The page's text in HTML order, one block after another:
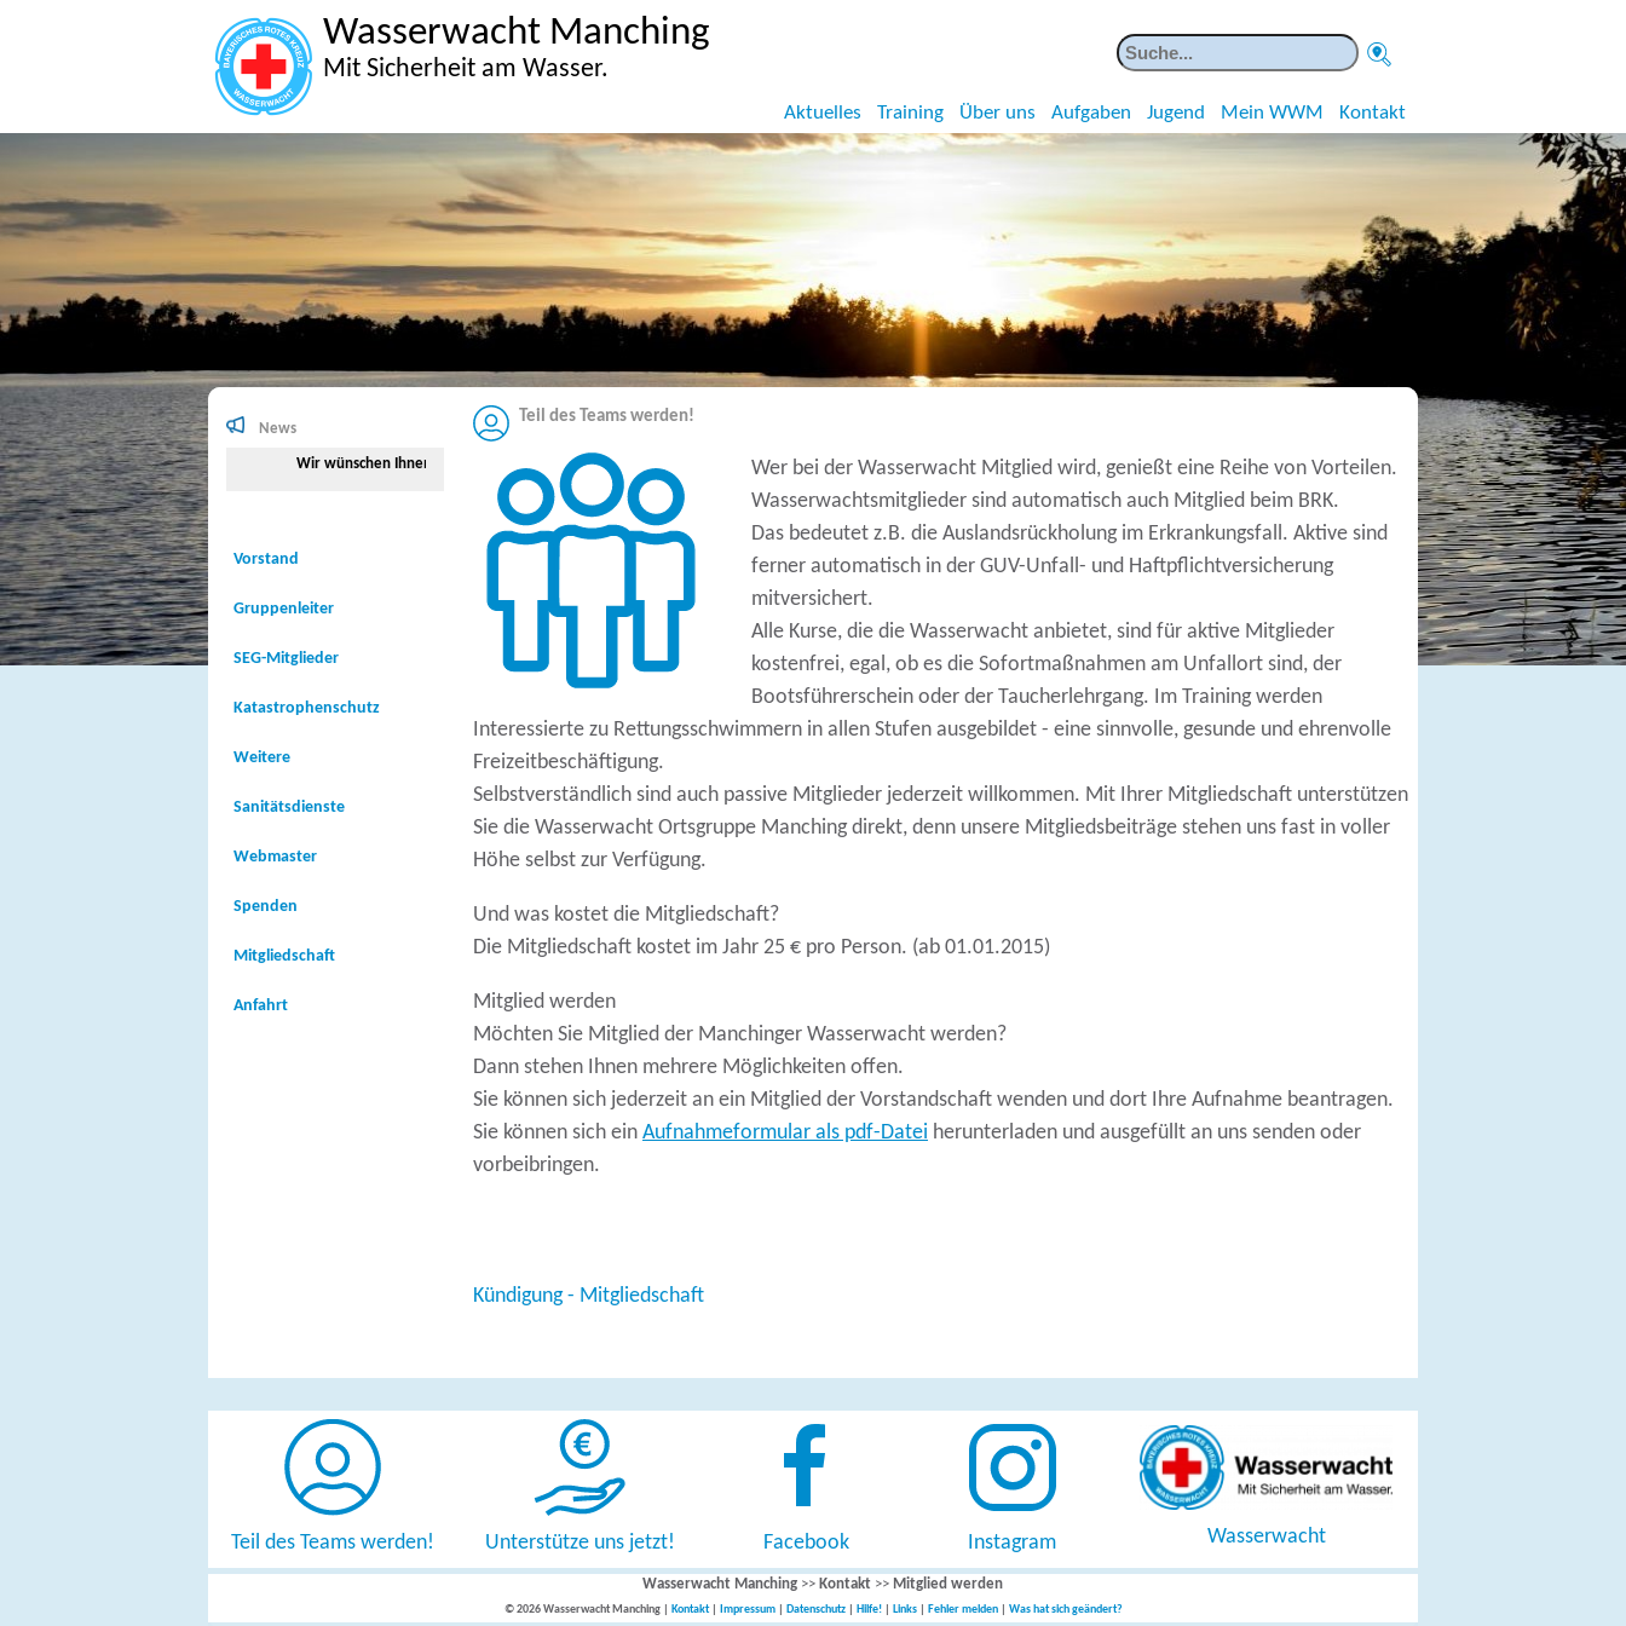
Wasserwacht Manching
Mit Sicherheit am Wasser.
Aktuelles Training Über uns Aufgaben Jugend Mein WWM Kontakt
News
Wir wünschen Ihnen viel Spaß beim Surfen auf der Internetseite der Wasserwacht Manching.
Vorstand
Gruppenleiter
SEG-Mitglieder
Katastrophenschutz
Weitere
Sanitätsdienste
Webmaster
Spenden
Mitgliedschaft
Anfahrt
Teil des Teams werden!
Wer bei der Wasserwacht Mitglied wird, genießt eine Reihe von Vorteilen.
Wasserwachtsmitglieder sind automatisch auch Mitglied beim BRK.
Das bedeutet z.B. die Auslandsrückholung im Erkrankungsfall. Aktive sind
ferner automatisch in der GUV-Unfall- und Haftpflichtversicherung
mitversichert.
Alle Kurse, die die Wasserwacht anbietet, sind für aktive Mitglieder
kostenfrei, egal, ob es die Sofortmaßnahmen am Unfallort sind, der
Bootsführerschein oder der Taucherlehrgang. Im Training werden
Interessierte zu Rettungsschwimmern in allen Stufen ausgebildet - eine sinnvolle, gesunde und ehrenvolle
Freizeitbeschäftigung.
Selbstverständlich sind auch passive Mitglieder jederzeit willkommen. Mit Ihrer Mitgliedschaft unterstützen
Sie die Wasserwacht Ortsgruppe Manching direkt, denn unsere Mitgliedsbeiträge stehen uns fast in voller
Höhe selbst zur Verfügung.
Und was kostet die Mitgliedschaft?
Die Mitgliedschaft kostet im Jahr 25 € pro Person. (ab 01.01.2015)
Mitglied werden
Möchten Sie Mitglied der Manchinger Wasserwacht werden?
Dann stehen Ihnen mehrere Möglichkeiten offen.
Sie können sich jederzeit an ein Mitglied der Vorstandschaft wenden und dort Ihre Aufnahme beantragen.
Sie können sich ein Aufnahmeformular als pdf-Datei herunterladen und ausgefüllt an uns senden oder
vorbeibringen.
Kündigung - Mitgliedschaft
Teil des Teams werden! Unterstütze uns jetzt! Facebook Instagram Wasserwacht
Wasserwacht Manching>> Kontakt>> Mitglied werden
© 2026 Wasserwacht Manching | Kontakt| Impressum| Datenschutz| Hilfe!| Links| Fehler melden| Was hat sich geändert?